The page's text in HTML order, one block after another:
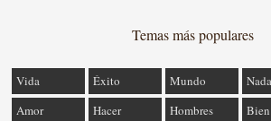
Temas más populares
Vida Éxito Mundo
Nada
Amor
Hacer Hombres
Bien